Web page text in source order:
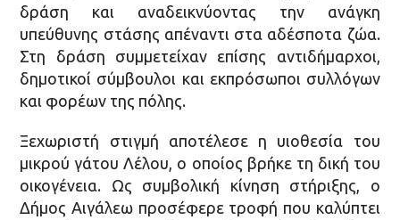
δράση και αναδεικνύοντας την ανάγκη
υπεύθυνης στάσης απέναντι στα αδέσποτα ζώα.
Στη δράση συμμετείχαν επίσης αντιδήμαρχοι,
δημοτικοί σύμβουλοι και εκπρόσωποι συλλόγων
και φορέων της πόλης.
Ξεχωριστή στιγμή αποτέλεσε η υιοθεσία του
μικρού γάτου Λέλου, ο οποίος βρήκε τη δική του
οικογένεια. Ως συμβολική κίνηση στήριξης, ο
Δήμος Αιγάλεω προσέφερε τροφή που καλύπτει